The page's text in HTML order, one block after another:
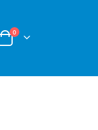
0позиции